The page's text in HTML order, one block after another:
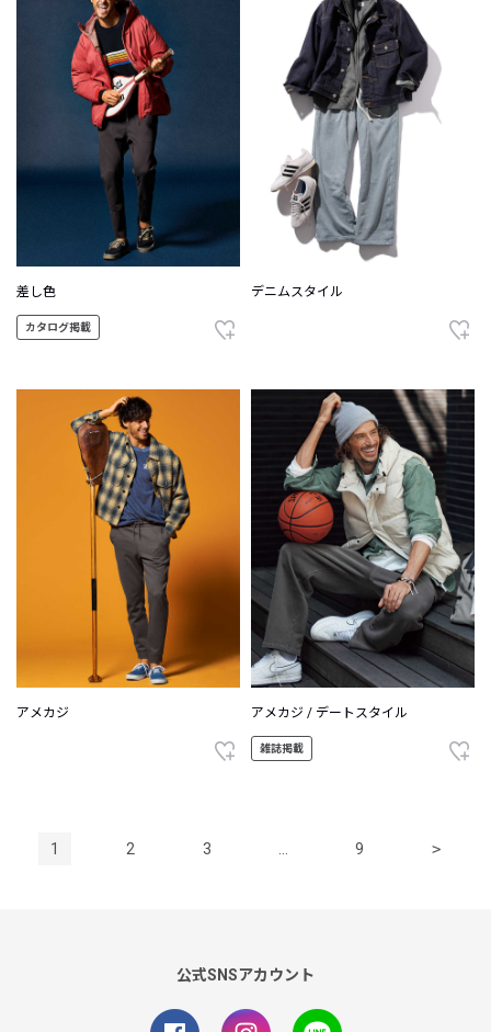
差し色
カタログ掲載
デニムスタイル
アメカジ アメカジ / デートスタイル
雑誌掲載
1 2 3 9 >
公式SNSアカウント